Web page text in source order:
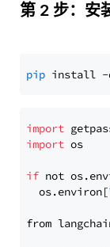
第 2 步：安
pip install -
import
import os
if not
  os.environ[
from